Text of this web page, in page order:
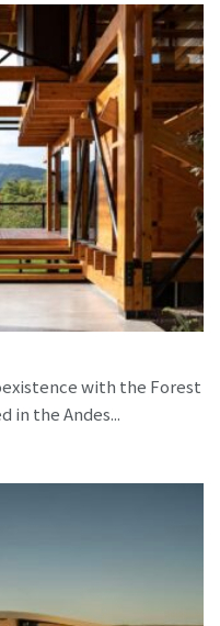
with the Forest
in the Andes...